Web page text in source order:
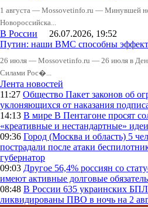
1 августа — Mossovetinfo.ru — Минувшей
Новороссийска...
В России 26.07.2026, 19:52
Путин: наши ВМС способны
26 июля — Mossovetinfo.ru — 26 июля в
Силами Рос�...
Лента новостей
11:27 Общество Пакет законов об
уклоняющихся от наказания
14:13 В мире В Пентагоне просят
«креативные и нестандартные»
09:36 Город (Москва и область) 5
пострадали после атаки
губернатор
09:03 Другое 56,4% россиян со
имеют активные долговые
08:48 В России 635 украинских
ликвидированы ПВО в ночь на 2